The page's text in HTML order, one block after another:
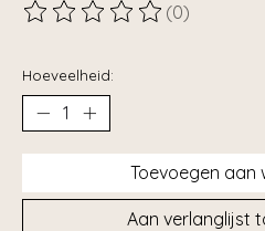
De beoordeling van dit
(0)
Hoeveelheid:
Toevoegen aan
Aan verlanglijst